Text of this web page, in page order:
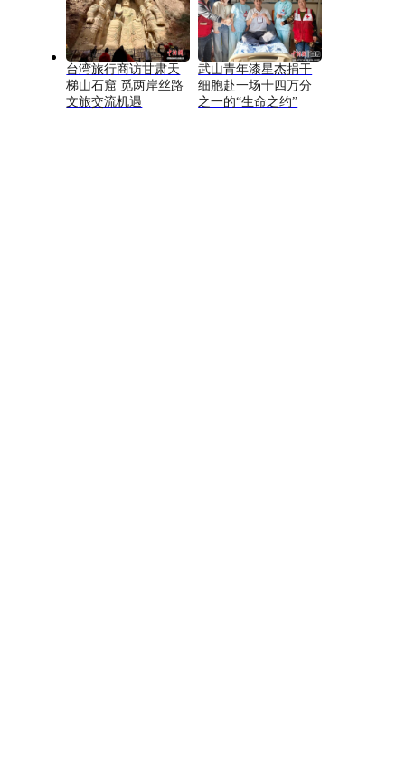
台湾旅行商访甘肃天
梯山石窟 觅两岸丝路
文旅交流机遇
武山青年漆星杰捐干
细胞赴一场十四万分
之一的“生命之约”